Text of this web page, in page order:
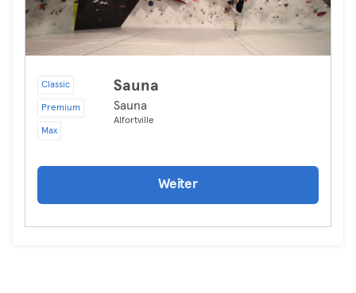
Classic
Premium
Max
Sauna
Sauna
Alfortville
Weiter